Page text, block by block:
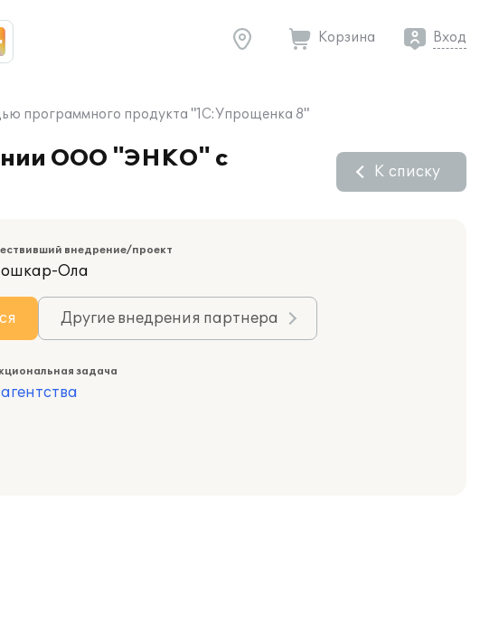
Корзина Вход
программного продукта "1С:Упрощенка 8"
ООО "ЭНКО" с
К списку
внедрение/проект
Ола
Другие внедрения партнера
задача